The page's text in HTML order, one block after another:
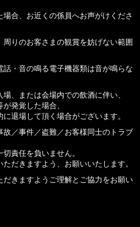
合、お近くの係員へお声がけくださ
周りのお客さまの観賞を妨げない範囲
話・音の鳴る電子機器類は音が鳴らな
、または会場内での飲酒に伴い、
発覚した場合、
退場して頂く場合がございます。
故／事件／盗難／お客様同士のトラブ
責任を負いません。
だきますよう、お願いいたします。
だきますようご理解とご協力をお願い